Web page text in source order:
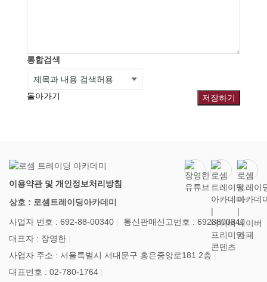
통합검색
돌아가기 저장하기
이용약관 및 개인정보처리방침
상호 : 로셈트레이딩아카데미
사업자 번호 : 692-88-00340
통신판매신고번호 : 6928800340
대표자 : 장영한
사업자 주소 : 서울특별시 서대문구 홍은중앙로181 2층
대표번호 : 02-780-1764